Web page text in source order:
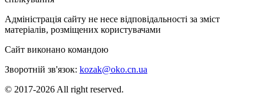
Адміністрація сайту не несе відповідальності за зміст
матеріалів, розміщених користувачами
Сайт виконано командою
Зворотній зв'язок: kozak@oko.cn.ua
© 2017-2026 All right reserved.